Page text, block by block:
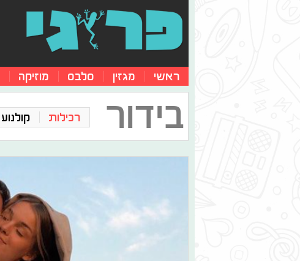
ראשי מגזין סלבס מוזיקה
בידור רכילות קולנוע